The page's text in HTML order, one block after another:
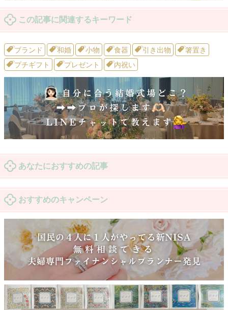
この記事に関連するキーワード
ブランド 和婚 小物 食器 引き出物
箸置き
プチギフト
プレゼント 内祝い
あなたにおすすめの記事
おすすめのキャンペーン